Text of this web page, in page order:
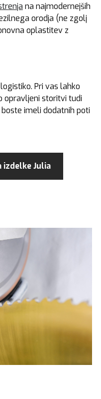
na najmodernejših
orodja (ne zgolj
oplastitev z
Pri vas lahko
opravljeni storitvi tudi
imeli dodatnih poti
izdelke Julia